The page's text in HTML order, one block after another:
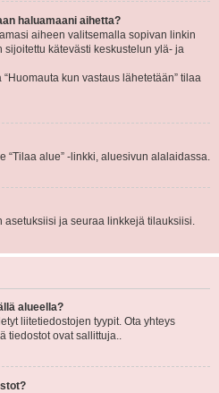
haluamaani aihetta?
aiheen valitsemalla sopivan linkin
sijoitettu kätevästi keskustelun ylä- ja
kun vastaus lähetetään” tilaa
“Tilaa alue” -linkki, aluesivun alalaidassa.
asetuksiisi ja seuraa linkkejä tilauksiisi.
alueella?
liitetiedostojen tyypit. Ota yhteys
tiedostot ovat sallittuja..